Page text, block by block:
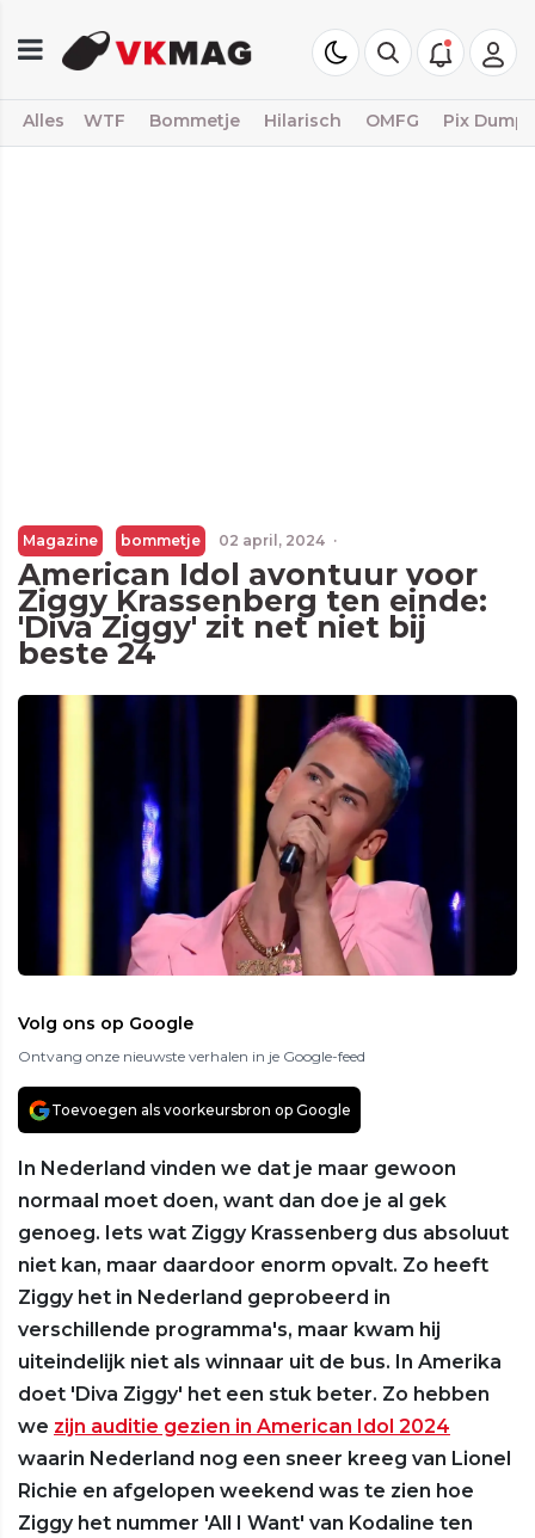
Alles WTF Bommetje Hilarisch OMFG Pix Dump
Magazine bommetje 02 april, 2024 ·
American Idol avontuur voor
Ziggy Krassenberg ten einde:
'Diva Ziggy' zit net niet bij
beste 24
Volg ons op Google
Ontvang onze nieuwste verhalen in je Google-feed
Toevoegen als voorkeursbron op Google
In Nederland vinden we dat je maar gewoon
normaal moet doen, want dan doe je al gek
genoeg. Iets wat Ziggy Krassenberg dus absoluut
niet kan, maar daardoor enorm opvalt. Zo heeft
Ziggy het in Nederland geprobeerd in
verschillende programma's, maar kwam hij
uiteindelijk niet als winnaar uit de bus. In Amerika
doet 'Diva Ziggy' het een stuk beter. Zo hebben
we zijn auditie gezien in American Idol 2024
waarin Nederland nog een sneer kreeg van Lionel
Richie en afgelopen weekend was te zien hoe
Ziggy het nummer 'All I Want' van Kodaline ten